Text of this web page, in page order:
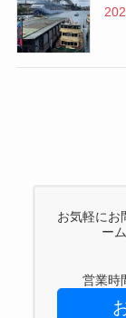
お気軽にお
ー
営業時